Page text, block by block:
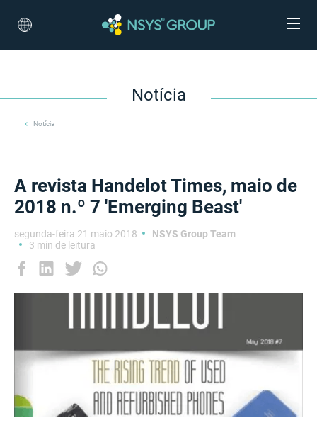
Notícia
Notícia
A revista Handelot Times, maio de
2018 n.º 7 'Emerging Beast'
segunda-feira 21 maio 2018
NSYS Group Team
3 min de leitura